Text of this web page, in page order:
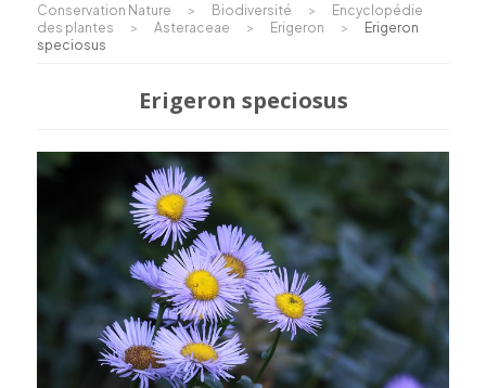
Conservation Nature > Biodiversité >
Encyclopédie
des plantes
> Asteraceae > Erigeron >
Erigeron
speciosus
Erigeron speciosus